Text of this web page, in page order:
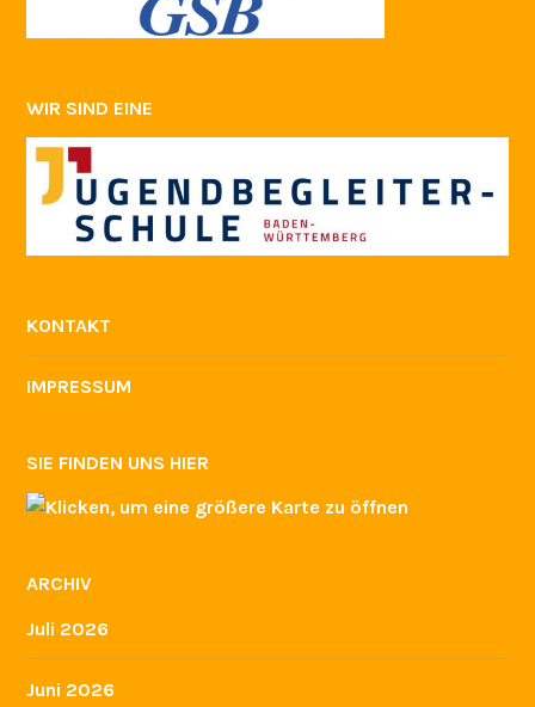
WIR SIND EINE
KONTAKT
IMPRESSUM
SIE FINDEN UNS HIER
ARCHIV
Juli 2026
Juni 2026